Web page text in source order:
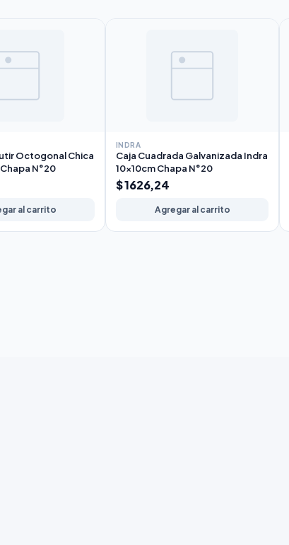
Octogonal Chica
N°20
al carrito
INDRA
Caja Cuadrada Galvanizada Indra
10x10cm Chapa N°20
$ 1626,24
Agregar al carrito